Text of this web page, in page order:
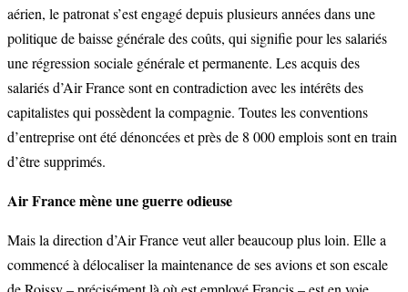
aérien, le patronat s’est engagé depuis plusieurs années dans une
politique de baisse générale des coûts, qui signifie pour les salariés
une régression sociale générale et permanente. Les acquis des
salariés d’Air France sont en contradiction avec les intérêts des
capitalistes qui possèdent la compagnie. Toutes les conventions
d’entreprise ont été dénoncées et près de 8 000 emplois sont en train
d’être supprimés.
Air France mène une guerre odieuse
Mais la direction d’Air France veut aller beaucoup plus loin. Elle a
commencé à délocaliser la maintenance de ses avions et son escale